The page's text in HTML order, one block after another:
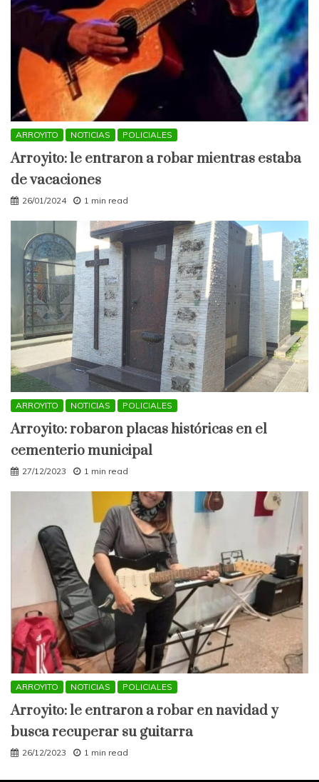
ARROYITO NOTICIAS POLICIALES
Arroyito: le entraron a robar mientras estaba
de vacaciones
26/01/2024 1 min read
ARROYITO NOTICIAS POLICIALES
Arroyito: robaron placas históricas en el
cementerio municipal
27/12/2023 1 min read
ARROYITO NOTICIAS POLICIALES
Arroyito: le entraron a robar en navidad y
busca recuperar su guitarra
26/12/2023 1 min read